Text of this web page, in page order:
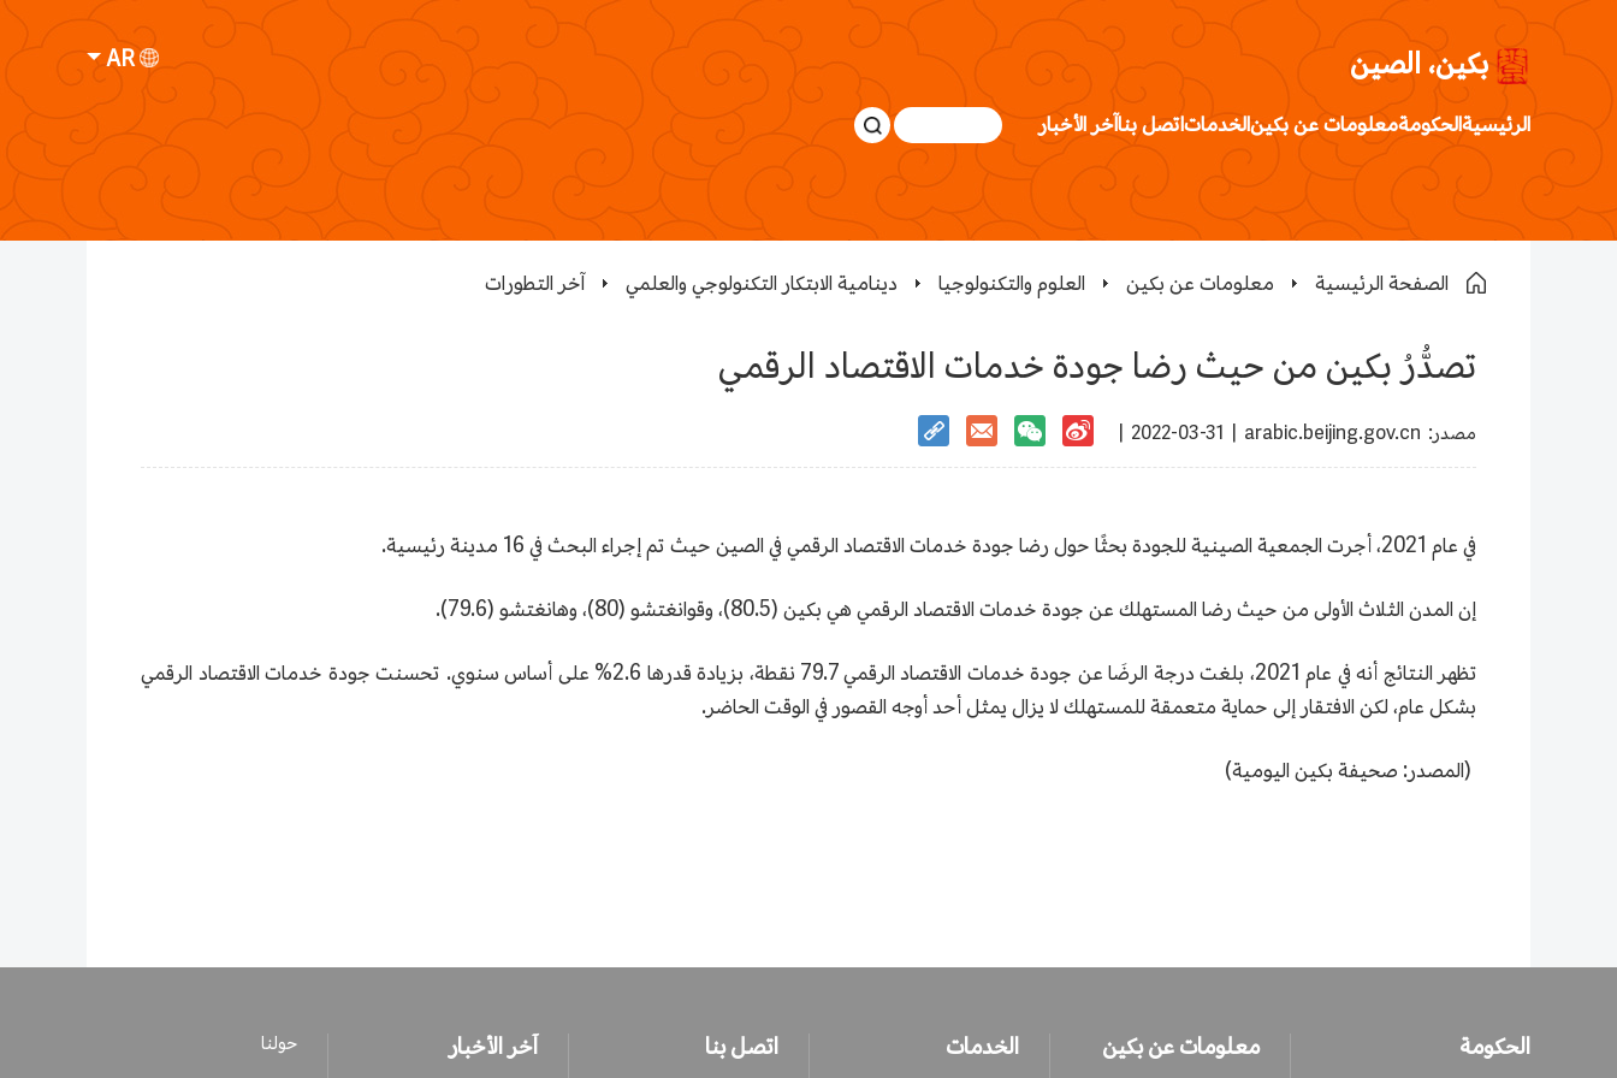
بكين، الصين AR
الرئيسيةالحكومةمعلومات عن بكينالخدماتاتصل بناآخر الأخبار
الصفحة الرئيسية معلومات عن بكين العلوم والتكنولوجيا دينامية الابتكار التكنولوجي والعلمي آخر التطورات
تصدُّرُ بكين من حيث رضا جودة خدمات الاقتصاد الرقمي
arabic.beijing.gov.cn :مصدر 2022-03-31 |
في عام 2021، أجرت الجمعية الصينية للجودة بحثًا حول رضا جودة خدمات الاقتصاد الرقمي في الصين حيث تم إجراء البحث في 16 مدينة رئيسية.
إن المدن الثلاث الأولى من حيث رضا المستهلك عن جودة خدمات الاقتصاد الرقمي هي بكين (80.5)، وقوانغتشو (80)، وهانغتشو (79.6).
تظهر النتائج أنه في عام 2021، بلغت درجة الرضَا عن جودة خدمات الاقتصاد الرقمي 79.7 نقطة، بزيادة قدرها 2.6% على أساس سنوي. تحسنت جودة خدمات الاقتصاد الرقمي
بشكل عام، لكن الافتقار إلى حماية متعمقة للمستهلك لا يزال يمثل أحد أوجه القصور في الوقت الحاضر.
(المصدر: صحيفة بكين اليومية)
الحكومة معلومات عن بكين الخدمات اتصل بنا آخر الأخبار
حولنا